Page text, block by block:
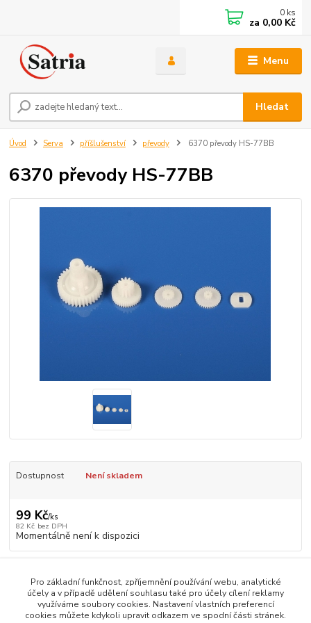
Menu
Hledat
0 ks
za 0,00 Kč
Úvod Serva příšlušenství převody 6370 převody HS-77BB
6370 převody HS-77BB
Dostupnost Není skladem
99 Kč/ks
82 Kč bez DPH
Momentálně není k dispozici
Zboží zařazeno v kategoriích
Pro základní funkčnost, zpříjemnění používání webu, analytické
účely a v případě udělení souhlasu také pro účely cílení reklamy
využíváme soubory cookies. Nastavení vlastních preferencí
cookies můžete kdykoli upravit odkazem ve spodní části stránek.